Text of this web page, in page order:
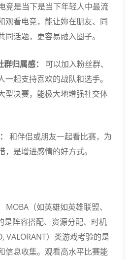
竞是当下是当下年轻人中最流
观看电竞，能让妳在朋友、同
话题，更容易融入圈子。
归属感：
可以加入粉丝群、
起支持喜欢的战队和选手。
型决赛，能极大地增强社交体
和伴侣或朋友一起看比赛，为
是增进感情的好方式。
MOBA（如英雄如英雄联盟、
是阵容搭配、资源分配、时机
VALORANT）类游戏考验的是
信息收集。观看高水平比赛能